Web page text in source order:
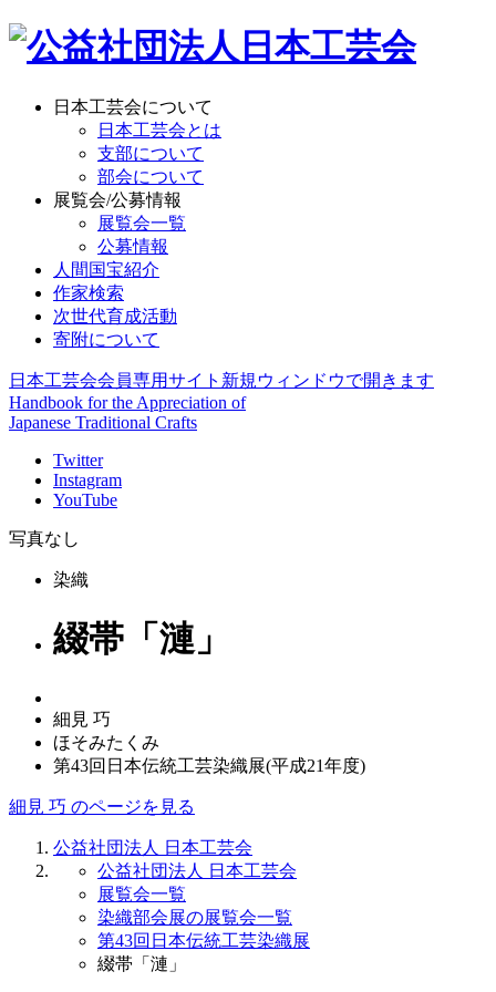
日本工芸会について
日本工芸会とは
支部について
部会について
展覧会/公募情報
展覧会一覧
公募情報
人間国宝紹介
作家検索
次世代育成活動
寄附について
日本工芸会会員専用サイト 新規ウィンドウで開きます
Handbook for the Appreciation of
Japanese Traditional Crafts
Twitter
Instagram
YouTube
写真なし
染織
綴帯「漣」
細見 巧
ほそみたくみ
第43回日本伝統工芸染織展(平成21年度)
細見 巧 のページを見る
公益社団法人 日本工芸会
公益社団法人 日本工芸会
展覧会一覧
染織部会展の展覧会一覧
第43回日本伝統工芸染織展
綴帯「漣」